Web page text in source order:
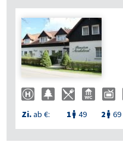
Zi.ab €: 1  49 2  69